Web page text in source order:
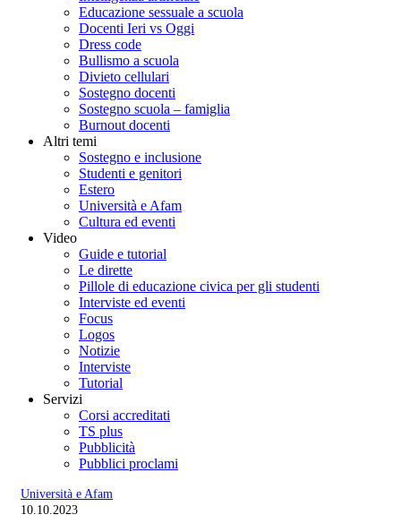
Educazione sessuale a scuola
Docenti Ieri vs Oggi
Dress code
Bullismo a scuola
Divieto cellulari
Sostegno docenti
Sostegno scuola – famiglia
Burnout docenti
Altri temi
Sostegno e inclusione
Studenti e genitori
Estero
Università e Afam
Cultura ed eventi
Video
Guide e tutorial
Le dirette
Pillole di educazione civica per gli studenti
Interviste ed eventi
Focus
Logos
Notizie
Interviste
Tutorial
Servizi
Corsi accreditati
TS plus
Pubblicità
Pubblici proclami
Università e Afam
10.10.2023